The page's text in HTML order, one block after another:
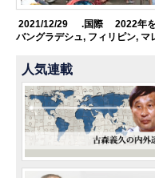
2021/12/29 .国際 2022年
バングラデシュ, フィリピン, マ
人気連載